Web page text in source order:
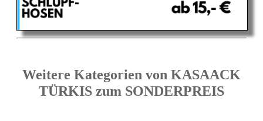
Weitere Kategorien von KASAACK
TÜRKIS zum SONDERPREIS